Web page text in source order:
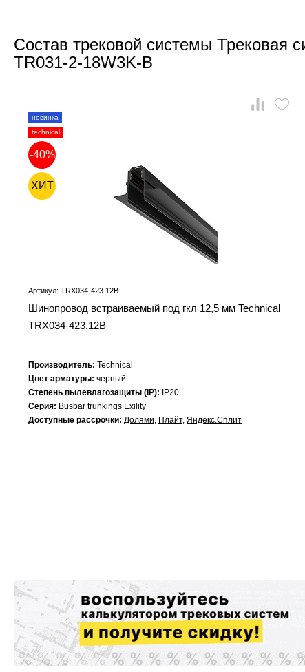
Состав трековой системы Трековая
TR031-2-18W3K-B
новинка
technical
-40%
ХИТ
Артикул: TRX034-423.12B
Шинопровод встраиваемый под гкл 12,5 мм Technical
TRX034-423.12B
Производитель: Technical
Цвет арматуры: черный
Степень пылевлагозащиты (IP):
IP20
Серия: Busbar trunkings Exility
Доступные рассрочки: Долями, Плайт, Яндекс.Сплит